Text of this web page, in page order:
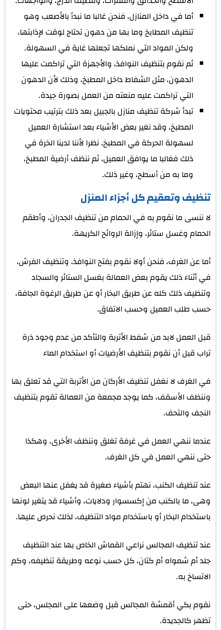
أما في داخل المنازل، فنحن غالبا ما نبدأ بالأصعب وهو
تنظيف المطابخ وما بها من دهون تحتاج لوقت لإذابتها،
ولكن المواد التي نملكها تجعلها غاية في السهولة.
ثم نقوم بتنظيف النوافذ، والأجهزة التي تراكمت عليها
الدهون، مثل الشفاط داخل المطبخ، وذلك لأن الدهون
التي تراكمت عليه منعته من العمل بصورة جيدة.
تبدأ شركة تنظيف منازل بالجبيل بعد ذلك بترتيب محتويات
المطبخ، وقد نغير بعض الأشياء بعد استشارة العميل
لسهولة الحركة في المطبخ، نظرا لأننا لدينا الخرة في
ذلك فغالبا ما يوافق العميل، ثم ننظف أرضية المطبخ،
وما به من أسطح، وغير ذلك.
تنظيف وتعقيم كل أجزاء المنزل
لا ننسى ما نقوم به في الحمام من تنظيف الجدران، وأطقم
الحمام وغسل ستائر، وإزالة الروائح الكريهة.
أما عن الغرف، فنحن أولا نقوم بفتح النوافذ، وتنظيف الفرش،
في أثناء ذلك يقوم بعض العمالة بغسل الستائر والسجاد
وتنظيف ذلك كله عن طريق البخار أو عن طريق الرغوة الجافة،
حسب طلب العميل وحسب الاتفاق.
قبل العمل لابد من شفط الأتربة والتأكد من عدم وجود ذرة
تراب قبل أن نقوم بتنظيف الأرضيات أو استخدام الماء
في الغرف لا نغفل تنظيف الأركان من الأتربة التي قد تعلق بها
وننظف الأسقف، كما يوجد مجمعة من العمالة تقوم بتنظيف
النجف والتحف.
عندما ننهي العمل في غرفة تغلق وننظف الأخرى، وهكذا
حتى ننهي العمل في كل الغرف.
عند تنظيف الكنب، نهتم بأشياء صغيرة قد يغفل عنها البعض
وهى، ما بالكنب من إكسسوار ودلايات، وأشياء قد يتغير لونها
باستخدام البخار أو باستخدام مواد التنظيف، لذلك نحرص عليها.
عند تنظيف المجالس نراعي القماش الخاص بها عند التنظيف
جلد أم شمواه أم كتان، كل حسب نوعه وطريقة تنظيفه، وكم
الاتساخ به.
نقوم بكي أقمشة المجالس قبل وضعها على المجلس، حتى
تظهر كالجديدة.